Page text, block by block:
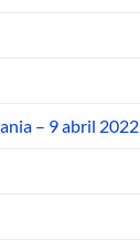
– 9 abril 2022